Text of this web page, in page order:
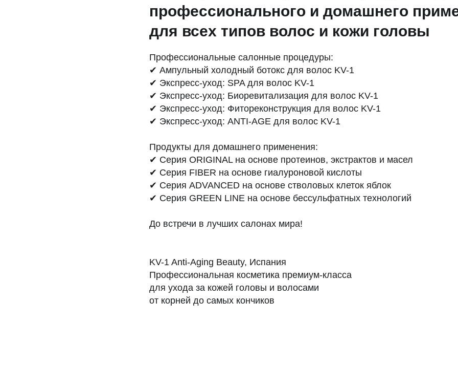
профессионального и домашнего
для всех типов волос и кожи головы
Профессиональные салонные процедуры:
✔ Ампульный холодный ботокс для волос KV-1
✔ Экспресс-уход: SPA для волос KV-1
✔ Экспресс-уход: Биоревитализация для волос KV-1
✔ Экспресс-уход: Фитореконструкция для волос KV-1
✔ Экспресс-уход: ANTI-AGE для волос KV-1
Продукты для домашнего применения:
✔ Серия ORIGINAL на основе протеинов, экстрактов и масел
✔ Серия FIBER на основе гиалуроновой кислоты
✔ Серия ADVANCED на основе стволовых клеток яблок
✔ Серия GREEN LINE на основе бессульфатных технологий
До встречи в лучших салонах мира!
KV-1 Anti-Aging Beauty, Испания
Профессиональная косметика премиум-класса
для ухода за кожей головы и волосами
от корней до самых кончиков